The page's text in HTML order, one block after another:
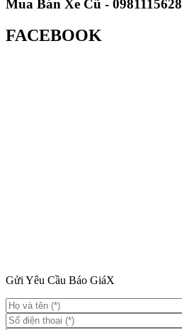
Mua Bán Xe Cũ - 0981115628
FACEBOOK
Gửi Yêu Cầu Báo GiáX